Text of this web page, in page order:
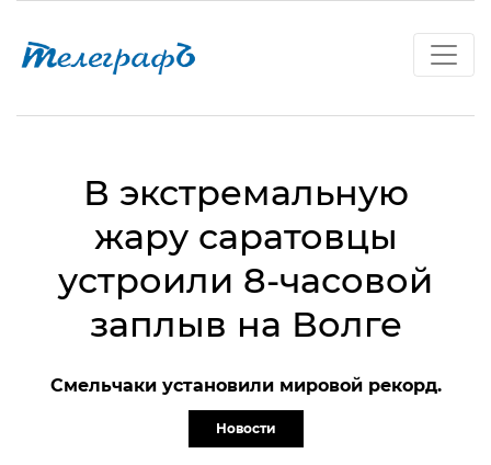
В экстремальную
жару саратовцы
устроили 8-часовой
заплыв на Волге
Смельчаки установили мировой рекорд.
Новости